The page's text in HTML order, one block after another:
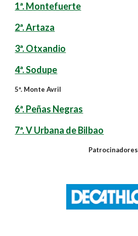
1ª. Montefuerte
2ª. Artaza
3ª. Otxandio
4ª. Sodupe
5ª. Monte Avril
6ª. Peñas Negras
7ª. V Urbana de Bilbao
Patrocinadores